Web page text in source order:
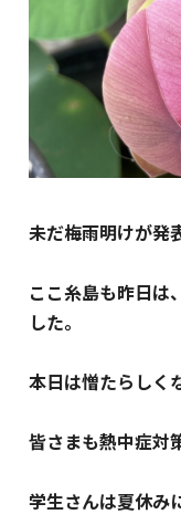
未だ梅雨明けが発
ここ糸島も昨日
した。
本日は憎たらしく
皆さまも熱中症対
学生さんは夏休みに